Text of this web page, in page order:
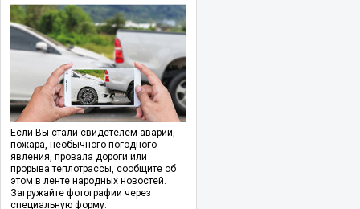
Если Вы стали свидетелем аварии,
пожара, необычного погодного
явления, провала дороги или
прорыва теплотрассы, сообщите об
этом в ленте народных новостей.
Загружайте фотографии через
специальную форму.